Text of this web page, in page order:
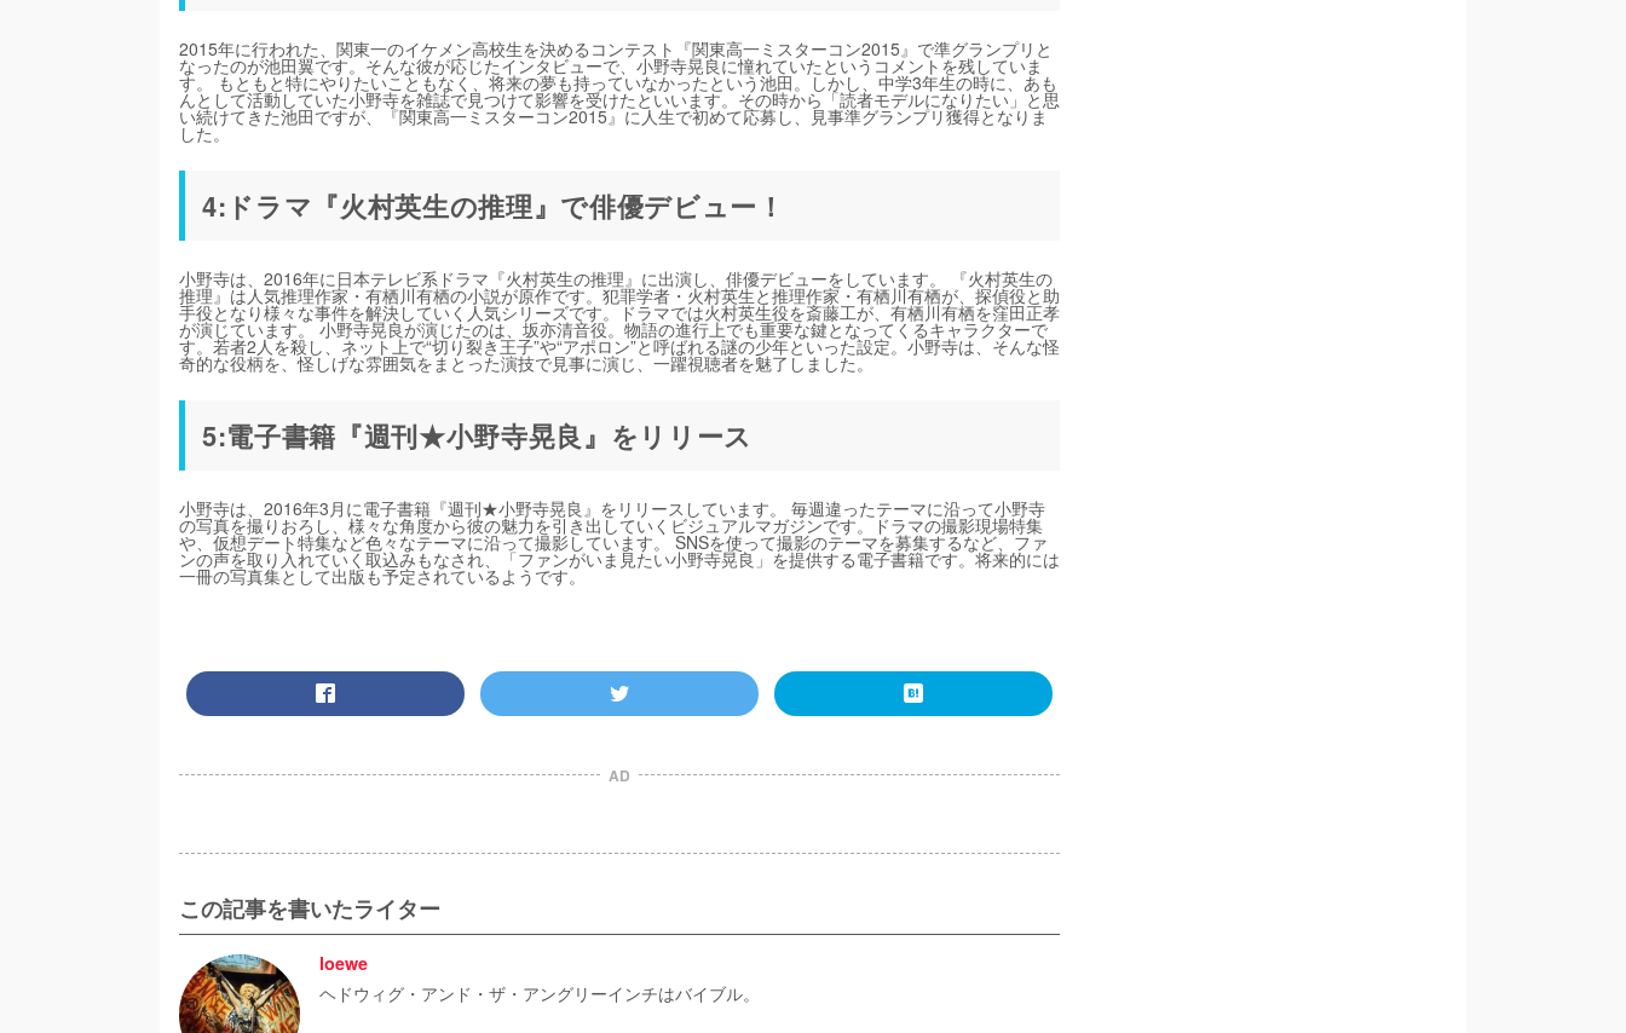
2015年に行われた、関東一のイケメン高校生を決めるコンテスト『関東高一ミスターコン2015』で準グランプリと
なったのが池田翼です。そんな彼が応じたインタビューで、小野寺晃良に憧れていたというコメントを残していま
す。 もともと特にやりたいこともなく、将来の夢も持っていなかったという池田。しかし、中学3年生の時に、あも
んとして活動していた小野寺を雑誌で見つけて影響を受けたといいます。その時から「読者モデルになりたい」と思
い続けてきた池田ですが、『関東高一ミスターコン2015』に人生で初めて応募し、見事準グランプリ獲得となりま
した。
4:ドラマ『火村英生の推理』で俳優デビュー！
小野寺は、2016年に日本テレビ系ドラマ『火村英生の推理』に出演し、俳優デビューをしています。 『火村英生の
推理』は人気推理作家・有栖川有栖の小説が原作です。犯罪学者・火村英生と推理作家・有栖川有栖が、探偵役と助
手役となり様々な事件を解決していく人気シリーズです。ドラマでは火村英生役を斎藤工が、有栖川有栖を窪田正孝
が演じています。 小野寺晃良が演じたのは、坂亦清音役。物語の進行上でも重要な鍵となってくるキャラクターで
す。若者2人を殺し、ネット上で“切り裂き王子”や“アポロン”と呼ばれる謎の少年といった設定。小野寺は、そんな怪
奇的な役柄を、怪しげな雰囲気をまとった演技で見事に演じ、一躍視聴者を魅了しました。
5:電子書籍『週刊★小野寺晃良』をリリース
小野寺は、2016年3月に電子書籍『週刊★小野寺晃良』をリリースしています。 毎週違ったテーマに沿って小野寺
の写真を撮りおろし、様々な角度から彼の魅力を引き出していくビジュアルマガジンです。ドラマの撮影現場特集
や、仮想デート特集など色々なテーマに沿って撮影しています。 SNSを使って撮影のテーマを募集するなど、ファ
ンの声を取り入れていく取込みもなされ、「ファンがいま見たい小野寺晃良」を提供する電子書籍です。将来的には
一冊の写真集として出版も予定されているようです。
AD
この記事を書いたライター
loewe
ヘドウィグ・アンド・ザ・アングリーインチはバイブル。